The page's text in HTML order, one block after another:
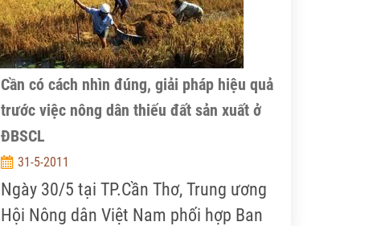
Cần có cách nhìn đúng, giải pháp hiệu quả
trước việc nông dân thiếu đất sản xuất ở
ĐBSCL
31-5-2011
Ngày 30/5 tại TP.Cần Thơ, Trung ương
Hội Nông dân Việt Nam phối hợp Ban